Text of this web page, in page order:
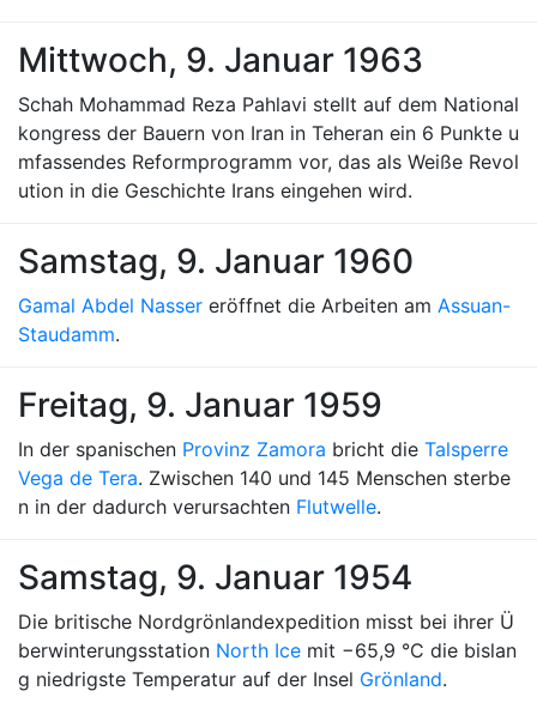
Mittwoch, 9. Januar 1963
Schah Mohammad Reza Pahlavi stellt auf dem National
kongress der Bauern von Iran in Teheran ein 6 Punkte u
mfassendes Reformprogramm vor, das als Weiße Revol
ution in die Geschichte Irans eingehen wird.
Samstag, 9. Januar 1960
Gamal Abdel Nasser eröffnet die Arbeiten am Assuan-
Staudamm.
Freitag, 9. Januar 1959
In der spanischen Provinz Zamora bricht die Talsperre
Vega de Tera. Zwischen 140 und 145 Menschen sterbe
n in der dadurch verursachten Flutwelle.
Samstag, 9. Januar 1954
Die britische Nordgrönlandexpedition misst bei ihrer Ü
berwinterungsstation North Ice mit −65,9 °C die bislan
g niedrigste Temperatur auf der Insel Grönland.